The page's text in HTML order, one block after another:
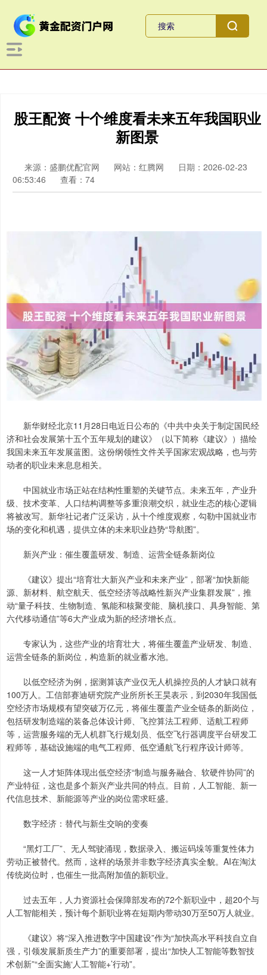
股王配资 十个维度看未来五年我国职业
新图景
来源：盛鹏优配官网 网站：红腾网
日期：2026-02-23
06:53:46
查看：74
新华财经北京11月28日电近日公布的《中共中央关于制定国民经
济和社会发展第十五个五年规划的建议》（以下简称《建议》）描绘
我国未来五年发展蓝图。这份纲领性文件关乎国家宏观战略，也与劳
动者的职业未来息息相关。
中国就业市场正站在结构性重塑的关键节点。未来五年，产业升
级、技术变革、人口结构调整等多重浪潮交织，就业生态的核心逻辑
将被改写。新华社记者广泛采访，从十个维度观察，勾勒中国就业市
场的变化和机遇，提供立体的未来职业趋势“导航图”。
新兴产业：催生覆盖研发、制造、运营全链条新岗位
《建议》提出“培育壮大新兴产业和未来产业”，部署“加快新能
源、新材料、航空航天、低空经济等战略性新兴产业集群发展”，推
动“量子科技、生物制造、氢能和核聚变能、脑机接口、具身智能、第
六代移动通信”等6大产业成为新的经济增长点。
专家认为，这些产业的培育壮大，将催生覆盖产业研发、制造、
运营全链条的新岗位，构造新的就业蓄水池。
以低空经济为例，据测算该产业仅无人机操控员的人才缺口就有
100万人。工信部赛迪研究院产业所所长王昊表示，到2030年我国低
空经济市场规模有望突破万亿元，将催生覆盖产业全链条的新岗位，
包括研发制造端的装备总体设计师、飞控算法工程师、适航工程师
等，运营服务端的无人机群飞行规划员、低空飞行器调度平台研发工
程师等，基础设施端的电气工程师、低空通航飞行程序设计师等。
这一人才矩阵体现出低空经济“制造与服务融合、软硬件协同”的
产业特征，这也是多个新兴产业共同的特点。目前，人工智能、新一
代信息技术、新能源等产业的岗位需求旺盛。
数字经济：替代与新生交响的变奏
“黑灯工厂”、无人驾驶涌现，数据录入、搬运码垛等重复性体力
劳动正被替代。然而，这样的场景并非数字经济真实全貌。AI在淘汰
传统岗位时，也催生一批高附加值的新职业。
过去五年，人力资源社会保障部发布的72个新职业中，超20个与
人工智能相关，预计每个新职业将在短期内带动30万至50万人就业。
《建议》将“深入推进数字中国建设”作为“加快高水平科技自立自
强，引领发展新质生产力”的重要部署，提出“加快人工智能等数智技
术创新”“全面实施‘人工智能+’行动”。